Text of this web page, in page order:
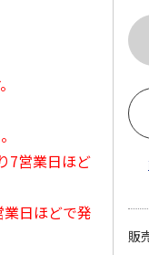
7営業日ほど
日ほどで発
販